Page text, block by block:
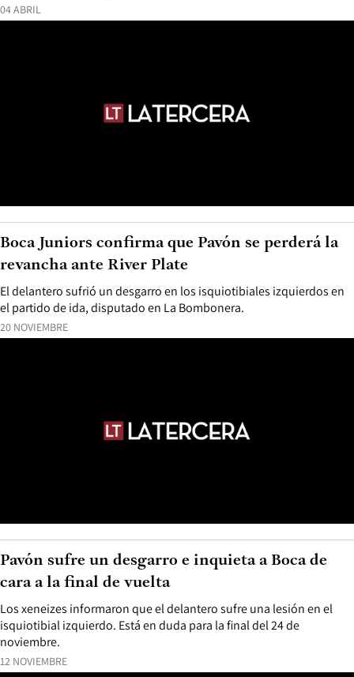
04 ABRIL
20 NOVIEMBRE
El delantero sufrió un desgarro en los isquiotibiales izquierdos en
el partido de ida, disputado en La Bombonera.
Boca Juniors confirma que Pavón se perderá la
revancha ante River Plate
12 NOVIEMBRE
Los xeneizes informaron que el delantero sufre una lesión en el
isquiotibial izquierdo. Está en duda para la final del 24 de
noviembre.
Pavón sufre un desgarro e inquieta a Boca de
cara a la final de vuelta